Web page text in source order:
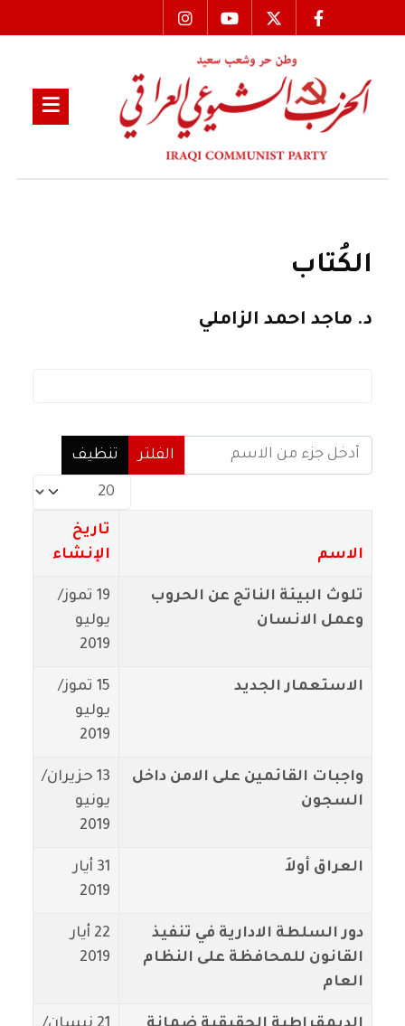
الكُتاب
د. ماجد احمد الزاملي
أدخل جزء من الاسم
الفلتر
تنظيف
عدد الإظهارات:
الاسم
تاريخ
الإنشاء
تلوث البيئة الناتج عن الحروب
وعمل الانسان
19 تموز/
يوليو
2019
الاستعمار الجديد
15 تموز/
يوليو
2019
واجبات القائمين على الامن داخل
السجون
13 حزيران/
يونيو
2019
العراق أولاَ
31 أيار
2019
دور السلطة الادارية في تنفيذ
القانون للمحافظة على النظام
العام
22 أيار
2019